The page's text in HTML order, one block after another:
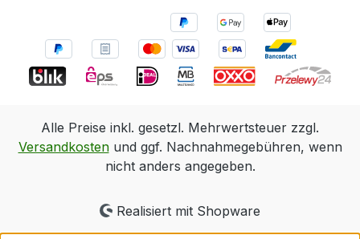
Alle Preise inkl. gesetzl. Mehrwertsteuer zzgl.
Versandkostenund ggf. Nachnahmegebühren, wenn
nicht anders angegeben.
Realisiert mit Shopware